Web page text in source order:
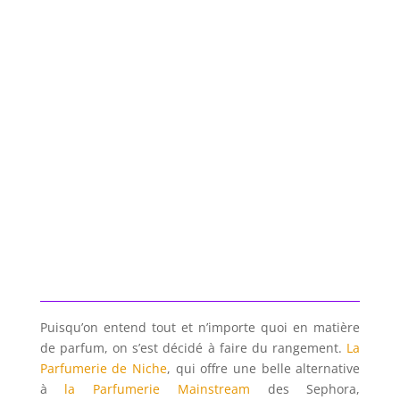
Puisqu’on entend tout et n’importe quoi en matière
de parfum, on s’est décidé à faire du rangement. La
Parfumerie de Niche, qui offre une belle alternative
à la Parfumerie Mainstream des Sephora,